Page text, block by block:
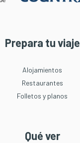
Prepara tu viaje
Alojamientos
Restaurantes
Folletos y planos
Qué ver